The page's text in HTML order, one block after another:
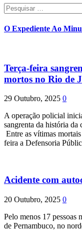
Pesquisar
por:
O Expediente Ao
Terça-feira
mortos no Rio de
29 Outubro, 2025 0
A operação policial
sangrenta da história da
Entre as vítimas
feira a Defensoria
Acidente com
20 Outubro, 2025 0
Pelo menos 17 pessoas
de Pernambuco, no